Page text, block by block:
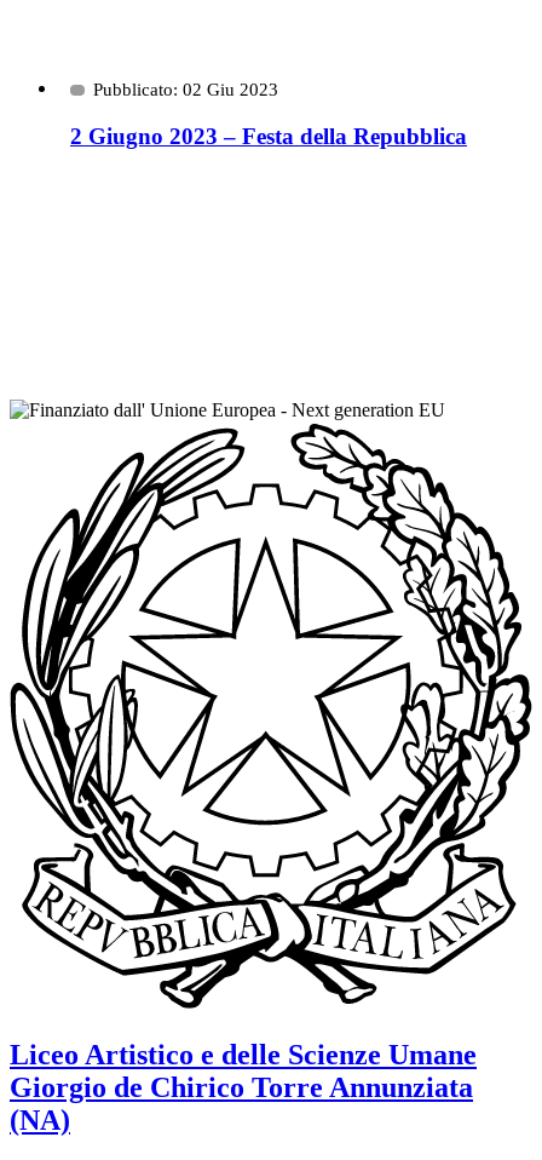
Pubblicato: 02 Giu 2023
2 Giugno 2023 – Festa della Repubblica
Liceo Artistico e delle Scienze Umane
Giorgio de Chirico Torre Annunziata
(NA)